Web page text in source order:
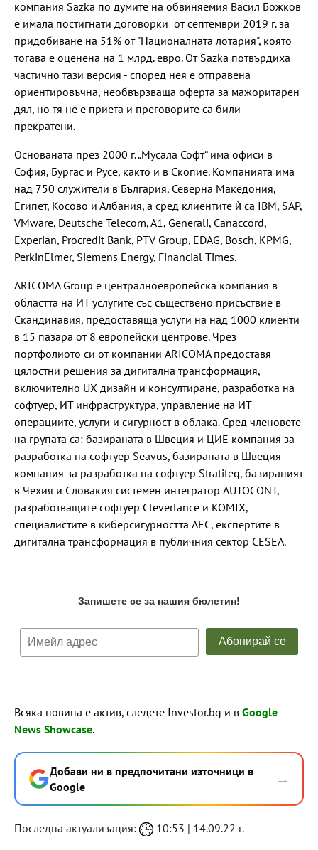
компания Sazka по думите на обвиняемия Васил Божков
е имала постигнати договорки от септември 2019 г. за
придобиване на 51% от "Националната лотария", която
тогава е оценена на 1 млрд. евро. От Sazka потвърдиха
частично тази версия - според нея е отправена
ориентировъчна, необвързваща оферта за мажоритарен
дял, но тя не е приета и преговорите са били
прекратени.
Основаната през 2000 г. „Мусала Софт“ има офиси в
София, Бургас и Русе, както и в Скопие. Компанията има
над 750 служители в България, Северна Македония,
Египет, Косово и Албания, а сред клиентите ѝ са IBM, SAP,
VMware, Deutsche Telecom, A1, Generali, Canaccord,
Experian, Procredit Bank, PTV Group, EDAG, Bosch, KPMG,
PerkinElmer, Siemens Energy, Financial Times.
ARICOMA Group е централноевропейска компания в
областта на ИТ услугите със съществено присъствие в
Скандинавия, предоставяща услуги на над 1000 клиенти
в 15 пазара от 8 европейски центрове. Чрез
портфолиото си от компании ARICOMA предоставя
цялостни решения за дигитална трансформация,
включително UX дизайн и консултиране, разработка на
софтуер, ИТ инфраструктура, управление на ИТ
операциите, услуги и сигурност в облака. Сред членовете
на групата са: базираната в Швеция и ЦИЕ компания за
разработка на софтуер Seavus, базираната в Швеция
компания за разработка на софтуер Stratiteq, базираният
в Чехия и Словакия системен интегратор AUTOCONT,
разработващите софтуер Cleverlance и KOMIX,
специалистите в киберсигурността AEC, експертите в
дигитална трансформация в публичния сектор CESEA.
Всяка новина е актив, следете Investor.bg и в Google
News Showcase.
Добави ни в предпочитани източници в
Google
→
Последна актуализация: 10:53 | 14.09.22 г.